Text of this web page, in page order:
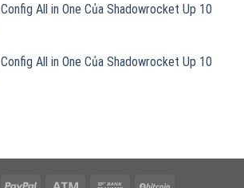
Config All in One Của Shadowrocket Up 10
Config All in One Của Shadowrocket Up 10